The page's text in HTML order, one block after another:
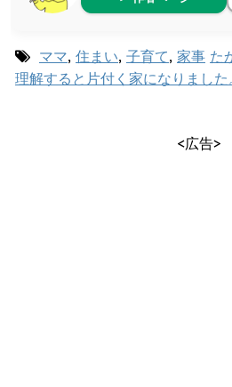
ママ, 住まい, 子育て, 家事 た
理解すると片付く家になりました
<広告>